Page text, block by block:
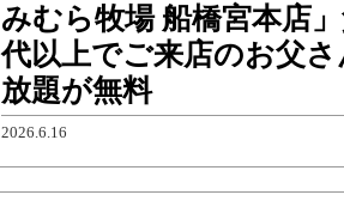
みむら牧場 船橋宮本店
代以上でご来店のお父
放題が無料
2026.6.16